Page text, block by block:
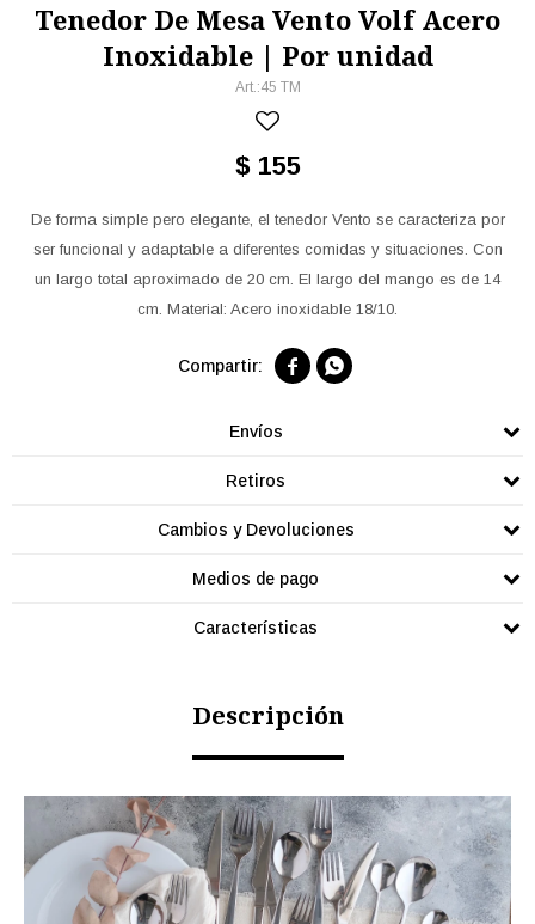
Tenedor De Mesa Vento Volf Acero
Inoxidable | Por unidad
45 TM
$ 155
De forma simple pero elegante, el tenedor Vento se caracteriza por
ser funcional y adaptable a diferentes comidas y situaciones. Con
un largo total aproximado de 20 cm. El largo del mango es de 14
cm. Material: Acero inoxidable 18/10.
 
Envíos
Retiros
Cambios y Devoluciones
Medios de pago
Características
Descripción